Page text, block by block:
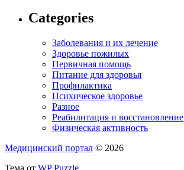
Categories
Заболевания и их лечение
Здоровье пожилых
Первичная помощь
Питание для здоровья
Профилактика
Психическое здоровье
Разное
Реабилитация и восстановление
Физическая активность
Медицинский портал © 2026
Тема от WP Puzzle